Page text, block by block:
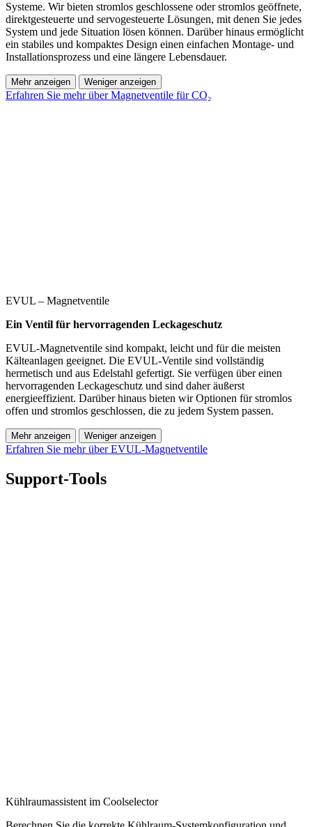
Systeme. Wir bieten stromlos geschlossene oder stromlos geöffnete,
direktgesteuerte und servogesteuerte Lösungen, mit denen Sie jedes
System und jede Situation lösen können. Darüber hinaus ermöglicht
ein stabiles und kompaktes Design einen einfachen Montage- und
Installationsprozess und eine längere Lebensdauer.
Mehr anzeigen Weniger anzeigen
Erfahren Sie mehr über Magnetventile für CO₂
EVUL – Magnetventile
Ein Ventil für hervorragenden Leckageschutz
EVUL-Magnetventile sind kompakt, leicht und für die meisten
Kälteanlagen geeignet. Die EVUL-Ventile sind vollständig
hermetisch und aus Edelstahl gefertigt. Sie verfügen über einen
hervorragenden Leckageschutz und sind daher äußerst
energieeffizient. Darüber hinaus bieten wir Optionen für stromlos
offen und stromlos geschlossen, die zu jedem System passen.
Mehr anzeigen Weniger anzeigen
Erfahren Sie mehr über EVUL-Magnetventile
Support-Tools
Kühlraumassistent im Coolselector